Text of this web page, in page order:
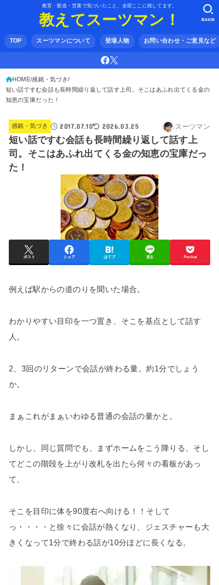
教育・製造・営業で気づいたこと、全部ここに残してます。
教えてスーツマン！
TOP スーツマンについて 登場人物 お問い合わせ・ご意見など
SEARCH
HOME 感銘・気づき
短い話ですむ会話も長時間繰り返して話す上司。そこはあふれ出てくる金の
知恵の宝庫だった！
感銘・気づき 2017.07.10 2026.03.25 スーツマン
短い話ですむ会話も長時間繰り返して話す上
司。そこはあふれ出てくる金の知恵の宝庫だっ
た！
ポスト シェア はてブ 送る Pocket
例えば駅からの道のりを聞いた場合。
わかりやすい目印を一つ置き、そこを基点として話す
人。
2、3回のリターンで会話が終わる量。約1分でしょう
か。
まぁこれがまぁいわゆる普通の会話の量かと。
しかし、同じ質問でも、まずホームをこう降りる、そし
てどこの階段を上がり改札を出たら何々の看板があっ
て、
そこを目印に体を90度右へ向ける！！そして
っ・・・・と徐々に会話が熱くなり、ジェスチャーも大
きくなって1分で終わる話が10分ほどに長くなる。